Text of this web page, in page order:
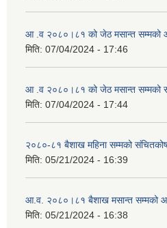
आ .व २०८०।८१ को जेठ मसान्त सम्मको
मिति: 07/04/2024 - 17:46
आ .व २०८०।८१ को जेठ मसान्त सम्मको
मिति: 07/04/2024 - 17:44
२०८०-८१ बैशाख महिना सम्मको
मिति: 05/21/2024 - 16:39
आ.व. २०८०।८१ बैशाख मसान्त सम्मको
मिति: 05/21/2024 - 16:38